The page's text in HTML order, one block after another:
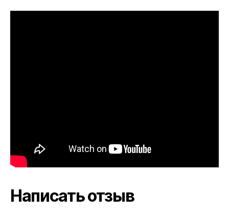
Написать отзыв